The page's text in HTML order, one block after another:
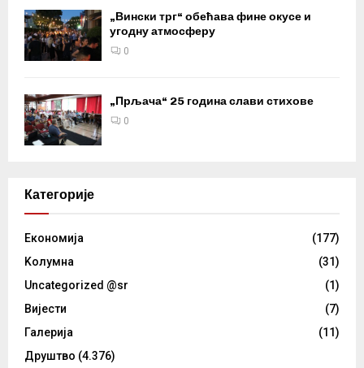
„Вински трг“ обећава фине окусе и
угодну атмосферу
0
„Прљача“ 25 година слави стихове
0
Категорије
Eкономија
(177)
Kолумнa
(31)
Uncategorized @sr
(1)
Вијести
(7)
Галерија
(11)
Друштво (4.376)